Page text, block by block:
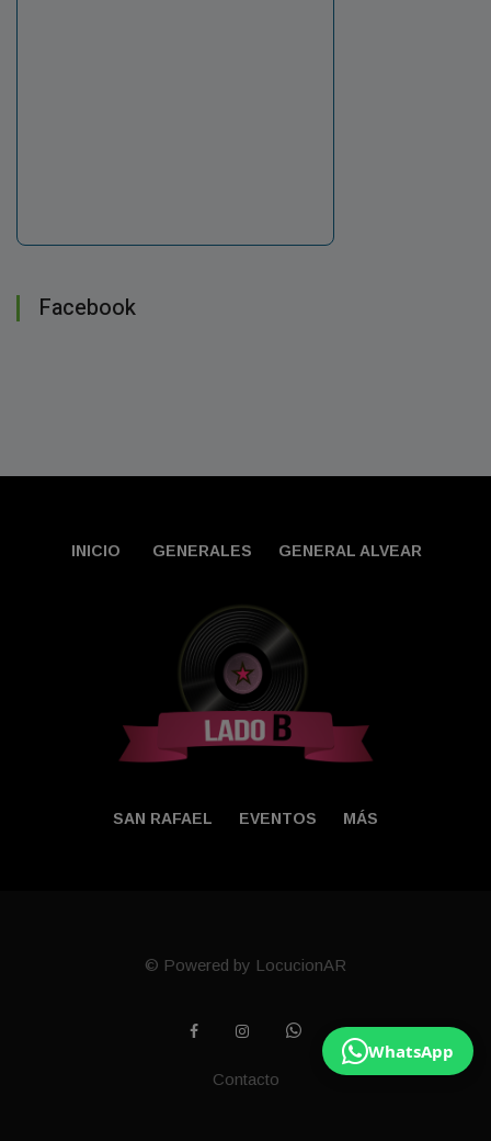
Facebook
WhatsApp
INICIO GENERALES GENERAL ALVEAR
SAN RAFAEL EVENTOS MÁS
© Powered by LocucionAR
Contacto